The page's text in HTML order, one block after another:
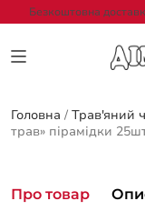
Безкоштовна
Головна / Трав'яний
трав» пірамідки
Про товар